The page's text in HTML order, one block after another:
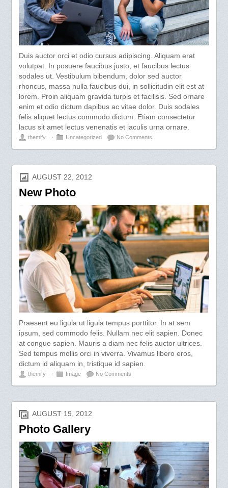
Duis auctor orci et odio cursus adipiscing. Aliquam erat
volutpat. In posuere faucibus justo, et faucibus lectus
sodales ut. Vestibulum bibendum, dolor sed auctor
rhoncus, massa nulla faucibus dui, in sollicitudin elit est at
lorem. Proin aliquam gravida turpis et facilisis. Sed ornare
enim et odio dictum dapibus ac vitae dolor. Duis sodales
felis aliquet lectus commodo dictum. Etiam consectetur
lacus sit amet lectus venenatis et iaculis urna ornare.
themify ⋅ Uncategorized No Comments
AUGUST 22, 2012
New Photo
Praesent eu ligula ut ligula tempus porttitor. In at sem
ipsum, sed commodo felis. Nullam nec elit sapien. Donec
at congue sapien. Mauris a diam nec felis auctor ultrices.
Sed tempus mollis orci in viverra. Vivamus libero eros,
dictum id aliquam in, tristique id sapien.
themify ⋅ Image No Comments
AUGUST 19, 2012
Photo Gallery